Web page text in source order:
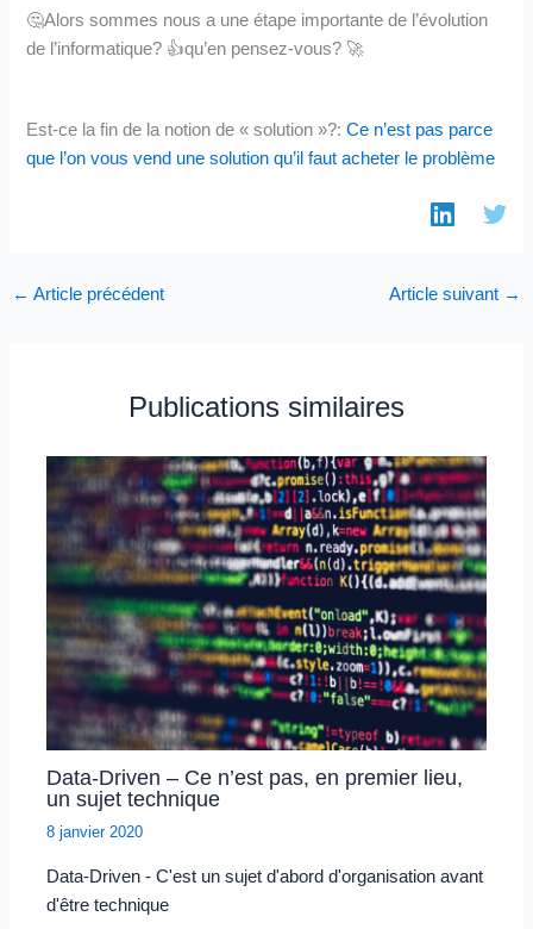
🤔Alors sommes nous a une étape importante de l’évolution
de l’informatique? 👍qu’en pensez-vous? 🚀
Est-ce la fin de la notion de « solution »?:Ce n’est pas parce
que l’on vous vend une solution qu’il faut acheter le problème
← Article précédent Article suivant →
Publications similaires
Data-Driven – Ce n’est pas, en premier lieu,
un sujet technique
8 janvier 2020
Data-Driven - C'est un sujet d'abord d'organisation avant
d'être technique